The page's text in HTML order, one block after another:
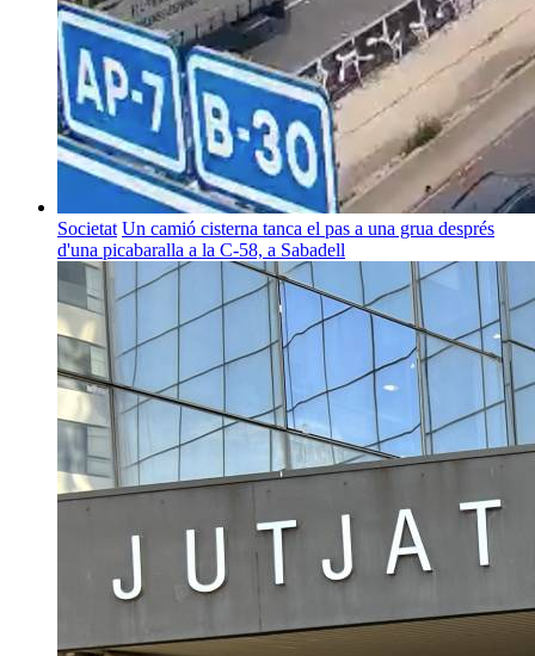
Societat Un camió cisterna tanca el pas a una grua després
d'una picabaralla a la C-58, a Sabadell